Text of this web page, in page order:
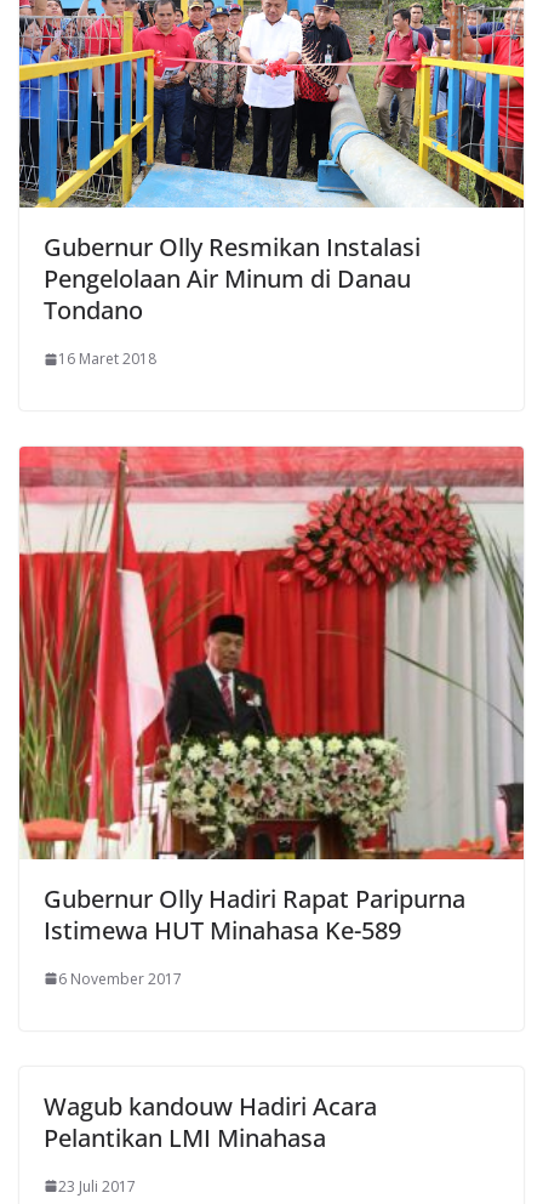
Gubernur Olly Resmikan Instalasi
Pengelolaan Air Minum di Danau
Tondano
16 Maret 2018
Gubernur Olly Hadiri Rapat Paripurna
Istimewa HUT Minahasa Ke-589
6 November 2017
Wagub kandouw Hadiri Acara
Pelantikan LMI Minahasa
23 Juli 2017